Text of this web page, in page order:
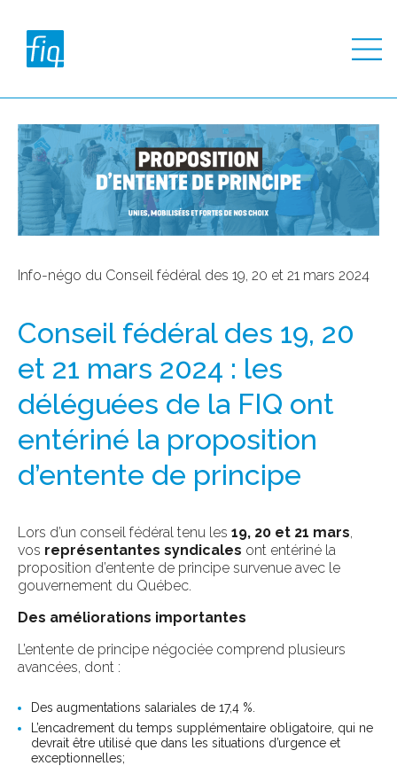
Info-négo du Conseil fédéral des 19, 20 et 21 mars 2024
Conseil fédéral des 19, 20
et 21 mars 2024 : les
déléguées de la FIQ ont
entériné la proposition
d’entente de principe
Lors d’un conseil fédéral tenu les 19, 20 et 21 mars,
vos représentantes syndicales ont entériné la
proposition d’entente de principe survenue avec le
gouvernement du Québec.
Des améliorations importantes
L’entente de principe négociée comprend plusieurs
avancées, dont :
Des augmentations salariales de 17,4 %.
L’encadrement du temps supplémentaire obligatoire, qui ne
devrait être utilisé que dans les situations d’urgence et
exceptionnelles;